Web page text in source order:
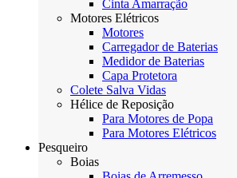
Cinta Amarração
Motores Elétricos
Motores
Carregador de Baterias
Medidor de Baterias
Capa Protetora
Colete Salva Vidas
Hélice de Reposição
Para Motores de Popa
Para Motores Elétricos
Pesqueiro
Boias